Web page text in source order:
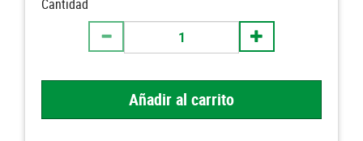
Cantidad
Añadir al carrito